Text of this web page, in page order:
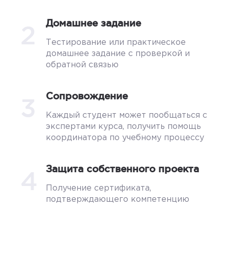
Домашнее задание
Тестирование или практическое
домашнее задание с проверкой и
обратной связью
Сопровождение
Каждый студент может пообщаться с
экспертами курса, получить помощь
координатора по учебному процессу
Защита собственного проекта
Получение сертификата,
подтверждающего компетенцию